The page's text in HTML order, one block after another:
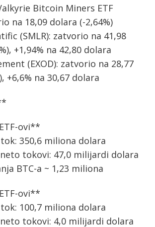
Bitcoin Miners ETF
na 18,09 dolara (-2,64%)
(SMLR): zatvorio na 41,98
+1,94% na 42,80 dolara
(EXOD): zatvorio na 28,77
+6,6% na 30,67 dolara
ovi**
350,6 miliona dolara
tokovi: 47,0 milijardi dolara
BTC-a ~ 1,23 miliona
ovi**
100,7 miliona dolara
tokovi: 4,0 milijardi dolara